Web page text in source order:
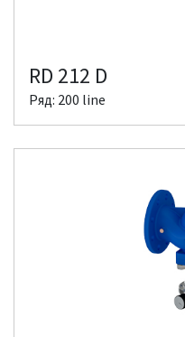
RD 212 D
Ряд: 200 line